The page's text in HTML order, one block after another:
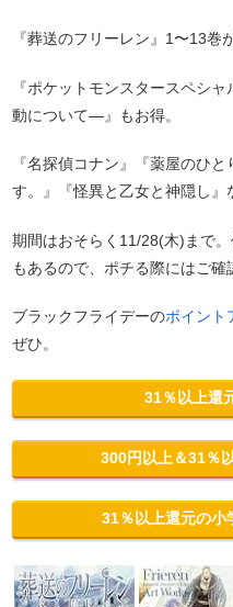
『葬送のフリーレン』1〜13巻
『ポケットモンスタースペシ
動について―』もお得。
『名探偵コナン』『薬屋のひ
す。』『怪異と乙女と神隠し』
期間はおそらく11/28(木)まで
もあるので、ポチる際にはご確
ブラックフライデーのポイント
ぜひ。
31％以上還
300円以上＆31％
31％以上還元の小